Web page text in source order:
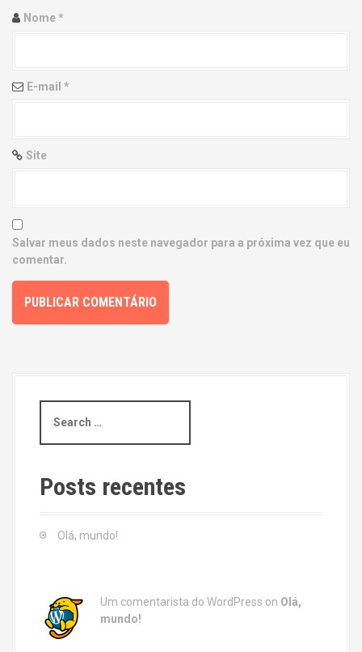
i
n
Nome*
E-mail *
Site
Salvar meus dados neste navegador para a próxima vez que eu
comentar.
a
c
h
Posts recentes
Olá, mundo!
Um comentarista do WordPress on Olá,
mundo!